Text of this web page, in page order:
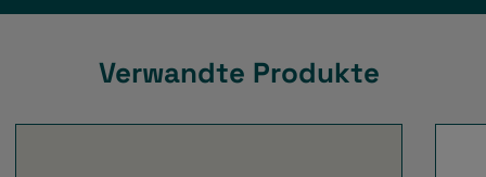
Verwandte Produkte